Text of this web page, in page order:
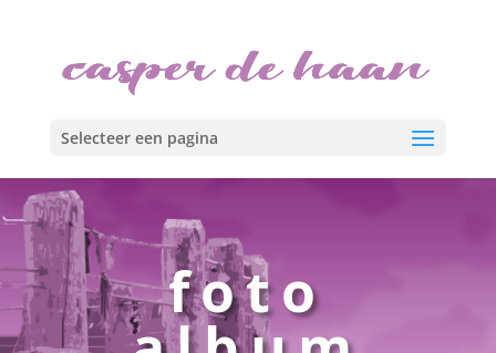
Selecteer een pagina
foto